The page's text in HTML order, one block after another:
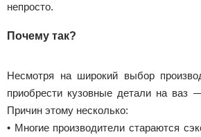
непросто.
Почему так?
Несмотря на широкий выбор
приобрести кузовные детали на ваз
Причин этому несколько:
• Многие производители стараются